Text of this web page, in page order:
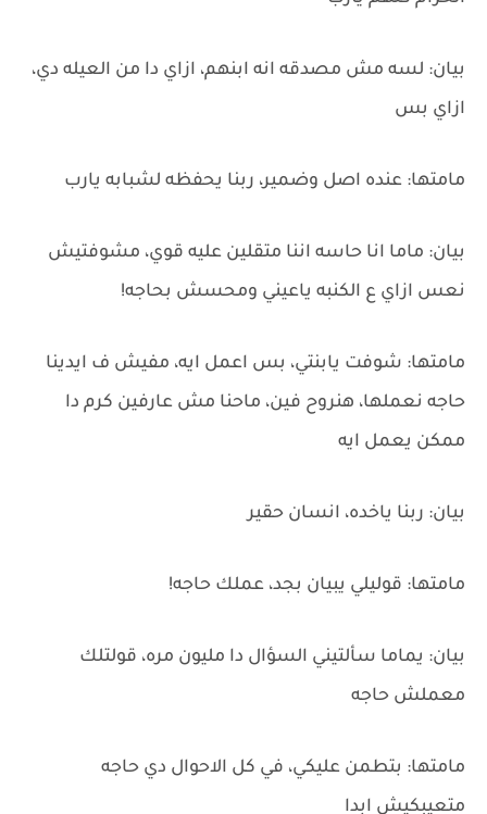
بيان: لسه مش مصدقه انه ابنهم، ازاي دا من العيله دي،
ازاي بس
مامتها: عنده اصل وضمير، ربنا يحفظه لشبابه يارب
بيان: ماما انا حاسه اننا متقلين عليه قوي، مشوفتيش
نعس ازاي ع الكنبه ياعيني ومحسش بحاجه!
مامتها: شوفت يابنتي، بس اعمل ايه، مفيش ف ايدينا
حاجه نعملها، هنروح فين، ماحنا مش عارفين كرم دا
ممكن يعمل ايه
بيان: ربنا ياخده، انسان حقير
مامتها: قوليلي يبيان بجد، عملك حاجه!
بيان: يماما سألتيني السؤال دا مليون مره، قولتلك
معملش حاجه
مامتها: بتطمن عليكي، في كل الاحوال دي حاجه
متعيبكيش ابدا